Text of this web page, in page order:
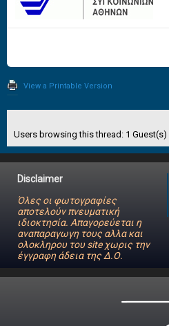
View a Printable Version
Users browsing this thread: 1 Guest(s)
Disclaimer
Όλες οι φωτογραφίες
αποτελούν πνευματική
ιδιοκτησία. Απαγορεύεται η
αναπαραγωγη τους αλλα και
ολοκληρου του site χωρις την
έγγραφη άδεια της Δ.Ο.